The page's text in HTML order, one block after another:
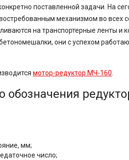
поставленной задачи. На
механизмом во всех
на транспортерные ленты
они с успехом
мотор-редуктор МЧ-160
обозначения
мм;
число;